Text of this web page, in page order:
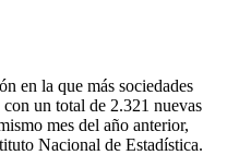
en la que más sociedades
un total de 2.321 nuevas
mes del año anterior,
Nacional de Estadística.